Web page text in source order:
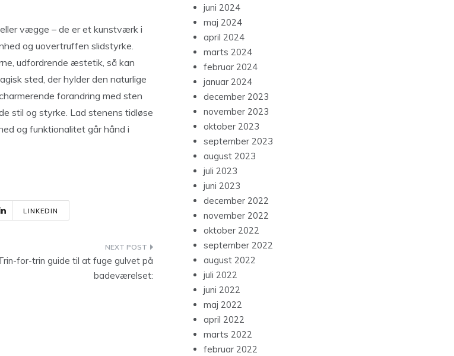
vægge – de er et kunstværk i
og uovertruffen slidstyrke.
udfordrende æstetik, så kan
sted, der hylder den naturlige
forandring med sten
stil og styrke. Lad stenens tidløse
og funktionalitet går hånd i
LINKEDIN
for-trin guide til at fuge gulvet på
badeværelset:
juni 2024
maj 2024
april 2024
marts 2024
februar 2024
januar 2024
december 2023
november 2023
oktober 2023
september 2023
august 2023
juli 2023
juni 2023
december 2022
november 2022
oktober 2022
september 2022
august 2022
juli 2022
juni 2022
maj 2022
april 2022
marts 2022
februar 2022